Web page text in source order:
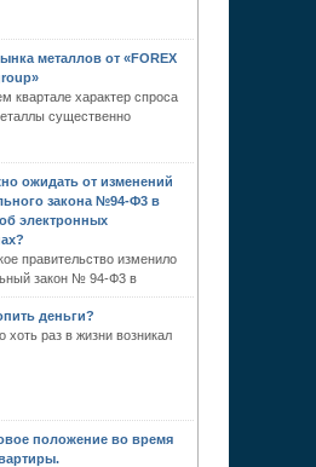
металлов от «FOREX
квартале характер спроса
существенно
ожидать от изменений
закона №94-Ф3 в
об электронных
правительство изменило
закон № 94-Ф3 в
деньги?
хоть раз в жизни возникал
положение во время